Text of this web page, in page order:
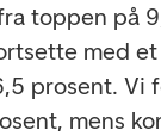
toppen på
med
prosent. Vi
mens